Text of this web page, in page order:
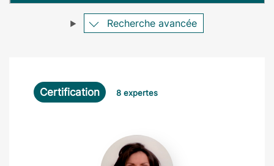
e
Recherche avancée
Certification 8 expertes
Diane
Rodet